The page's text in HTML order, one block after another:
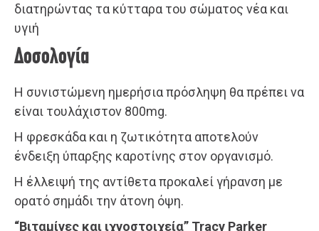
διατηρώντας τα κύτταρα του σώματος νέα και
υγιή
Δοσολογία
Η συνιστώμενη ημερήσια πρόσληψη θα πρέπει να
είναι τουλάχιστον 800mg.
Η φρεσκάδα και η ζωτικότητα αποτελούν
ένδειξη ύπαρξης καροτίνης στον οργανισμό.
Η έλλειψή της αντίθετα προκαλεί γήρανση με
ορατό σημάδι την άτονη όψη.
“Βιταμίνες και ιχνοστοιχεία” Tracy Parker